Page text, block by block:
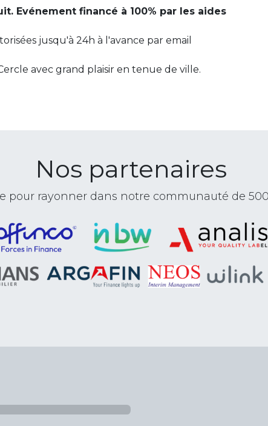
Evénement financé à 100% par les aides
jusqu'à 24h à l'avance par email
avec grand plaisir en tenue de ville.
Nos partenaires
pour rayonner dans notre communauté de